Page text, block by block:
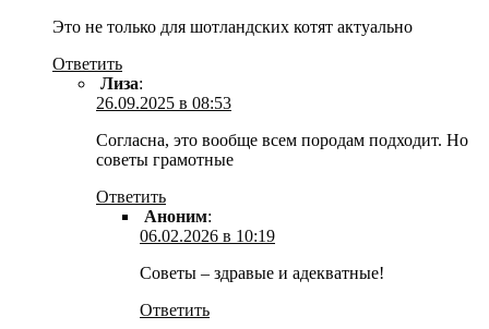
Это не только для шотландских котят актуально
Ответить
Лиза:
26.09.2025 в 08:53
Согласна, это вообще всем породам подходит. Но
советы грамотные
Ответить
Аноним:
06.02.2026 в 10:19
Советы – здравые и адекватные!
Ответить